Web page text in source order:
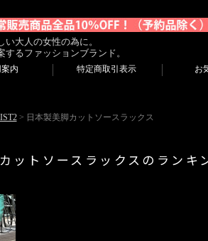
大人の女性の為に。
るファッションブランド。
内 特定商取引表示 お
> 日本製美脚カットソースラックス
ットソースラックスのランキ